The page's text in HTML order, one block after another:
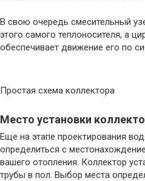
В свою очередь смесительный
этого самого теплоносителя, а
обеспечивает движение его по
Простая схема коллектора
Место установки
Еще на этапе проектирования
определиться с
вашего отопления. Коллектор
трубы в пол. Выбор места